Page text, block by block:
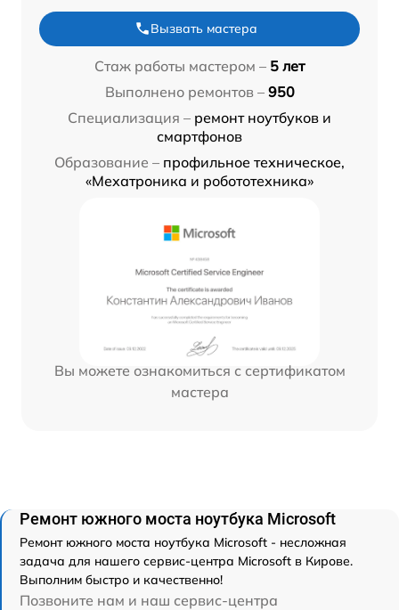
Вызвать мастера
Стаж работы мастером – 5 лет
Выполнено ремонтов – 950
Специализация – ремонт ноутбуков и
смартфонов
Образование – профильное техническое,
«Мехатроника и робототехника»
Вы можете ознакомиться с сертификатом
мастера
Ремонт южного моста ноутбука Microsoft
Ремонт южного моста ноутбука Microsoft - несложная
задача для нашего сервис-центра Microsoft в Кирове.
Выполним быстро и качественно!
Позвоните нам и наш сервис-центра